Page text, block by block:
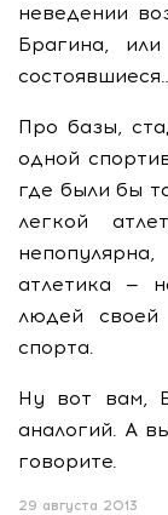
неведении
Брагина,
Про базы,
одной
где были бы
легкой
атлетика —
людей
спорта.
Ну вот вам,
аналогий. А
говорите.
29 августа 2013